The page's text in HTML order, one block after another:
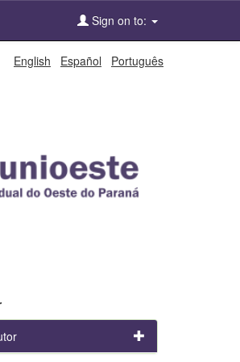
Sign on to:
English Español Português